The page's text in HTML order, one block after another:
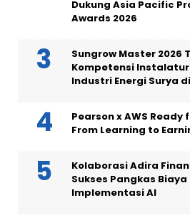
Dukung Asia Pacific
Awards 2026
Sungrow Master 2026
Kompetensi
Industri Energi Surya
Pearson x AWS Ready
From Learning to
Kolaborasi Adira
Sukses Pangkas
Implementasi AI